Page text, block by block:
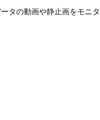
タの動画や静止画をモ